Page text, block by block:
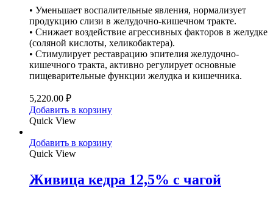
• Уменьшает воспалительные явления, нормализует
продукцию слизи в желудочно-кишечном тракте.
• Снижает воздействие агрессивных факторов в желудке
(соляной кислоты, хеликобактера).
• Стимулирует реставрацию эпителия желудочно-
кишечного тракта, активно регулирует основные
пищеварительные функции желудка и кишечника.
5,220.00 ₽
Добавить в корзину
Quick View
Добавить в корзину
Quick View
Живица кедра 12,5% с чагой